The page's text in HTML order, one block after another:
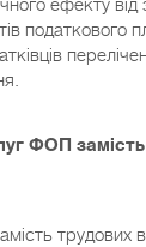
ефекту від
податкового
ФОП
трудових